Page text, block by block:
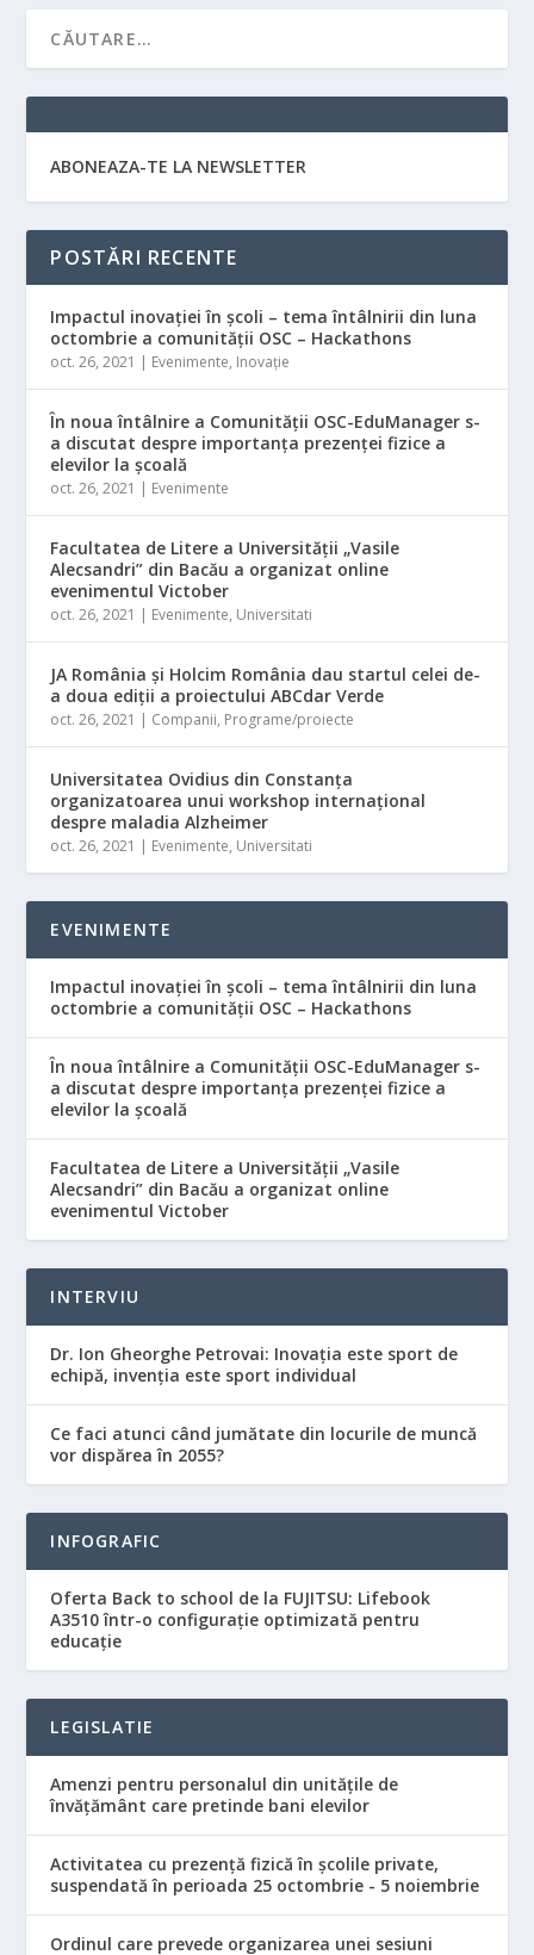
ABONEAZA-TE LA NEWSLETTER
POSTĂRI RECENTE
Impactul inovației în școli – tema întâlnirii din luna
octombrie a comunității OSC – Hackathons
oct. 26, 2021 | Evenimente, Inovație
În noua întâlnire a Comunității OSC-EduManager s-
a discutat despre importanța prezenței fizice a
elevilor la școală
oct. 26, 2021 | Evenimente
Facultatea de Litere a Universității „Vasile
Alecsandri” din Bacău a organizat online
evenimentul Victober
oct. 26, 2021 | Evenimente, Universitati
JA România și Holcim România dau startul celei de-
a doua ediții a proiectului ABCdar Verde
oct. 26, 2021 | Companii, Programe/proiecte
Universitatea Ovidius din Constanța
organizatoarea unui workshop internațional
despre maladia Alzheimer
oct. 26, 2021 | Evenimente, Universitati
EVENIMENTE
Impactul inovației în școli – tema întâlnirii din luna
octombrie a comunității OSC – Hackathons
În noua întâlnire a Comunității OSC-EduManager s-
a discutat despre importanța prezenței fizice a
elevilor la școală
Facultatea de Litere a Universității „Vasile
Alecsandri” din Bacău a organizat online
evenimentul Victober
INTERVIU
Dr. Ion Gheorghe Petrovai: Inovația este sport de
echipă, invenția este sport individual
Ce faci atunci când jumătate din locurile de muncă
vor dispărea în 2055?
INFOGRAFIC
Oferta Back to school de la FUJITSU: Lifebook
A3510 într-o configurație optimizată pentru
educație
LEGISLATIE
Amenzi pentru personalul din unităţile de
învăţământ care pretinde bani elevilor
Activitatea cu prezenţă fizică în şcolile private,
suspendată în perioada 25 octombrie - 5 noiembrie
Ordinul care prevede organizarea unei sesiuni